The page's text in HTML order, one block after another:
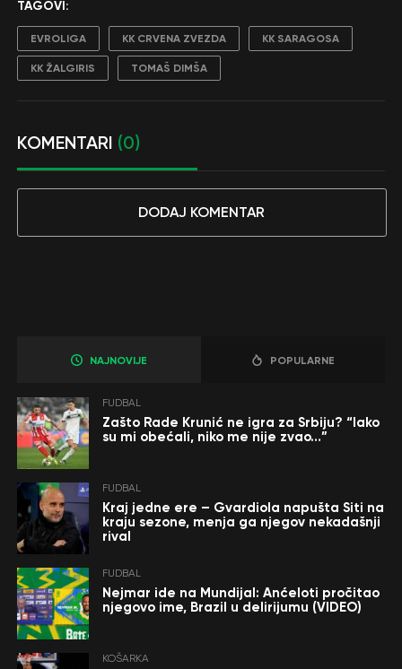
TAGOVI:
EVROLIGA KK CRVENA ZVEZDA KK SARAGOSA
KK ŽALGIRIS TOMAŠ DIMŠA
KOMENTARI (0)
DODAJ KOMENTAR
NAJNOVIJE POPULARNE
FUDBAL
Zašto Rade Krunić ne igra za Srbiju? “Iako
su mi obećali, niko me nije zvao…”
FUDBAL
Kraj jedne ere – Gvardiola napušta Siti na
kraju sezone, menja ga njegov nekadašnji
rival
FUDBAL
Nejmar ide na Mundijal: Anćeloti pročitao
njegovo ime, Brazil u delirijumu (VIDEO)
KOŠARKA